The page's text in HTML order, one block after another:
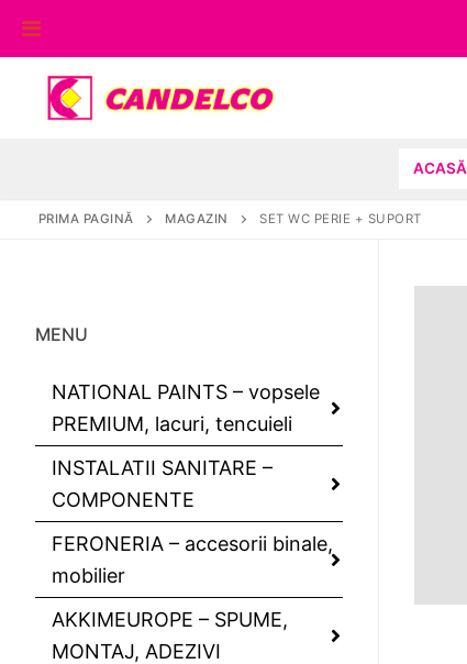
conținut
ACASĂ
PRIMA PAGINĂ MAGAZIN SET WC PERIE + SUPORT
MENU
NATIONAL PAINTS – vopsele
PREMIUM, lacuri, tencuieli
INSTALATII SANITARE –
COMPONENTE
FERONERIA – accesorii binale,
mobilier
AKKIMEUROPE – SPUME,
MONTAJ, ADEZIVI